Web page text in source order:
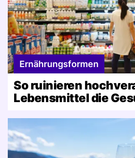
Ernährungsformen
So ruinieren
Lebensmittel die